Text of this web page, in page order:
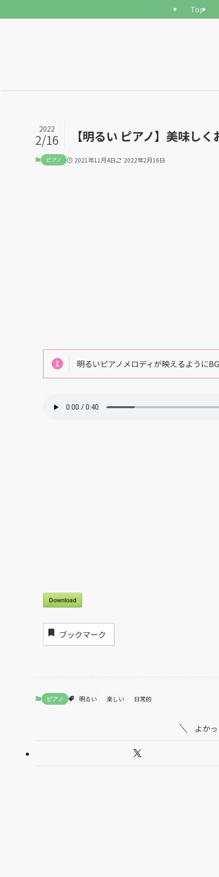
Top
【明るい ピアノ】美味しく
2022
2/16
ピアノ 2021年11月4日 2022年2月16日
明るいピアノメロディが映えるように
Download
ブックマーク
ピアノ 明るい 楽しい 日常的
よか